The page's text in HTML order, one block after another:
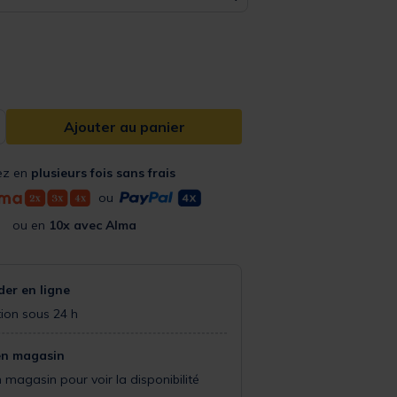
Ajouter au panier
en plusieurs fois sans frais
ou
ou en 10x avec Alma
en ligne
sous 24 h
magasin
magasin pour voir la disponibilité